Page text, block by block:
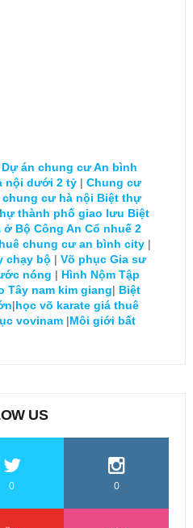
Dự án chung cư An bình
nội dưới 2 tỷ| Chung cư
chung cư hà nội Biệt thự
thành phố giao lưu Biệt
ở Bộ Công An Cổ nhuế 2
chung cư an bình city|
chạy bộ | Võ phục Gia sư
nóng | Hình Nộm Tập
Tây nam kim giang| Biệt
|học võ karate giá thuê
vovinam |Môi giới bất
US
0 0